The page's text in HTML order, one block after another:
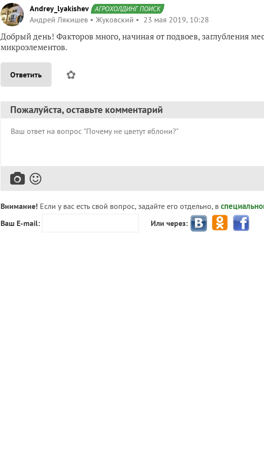
Andrey_lyakishev АГРОХОЛДИНГ ПОИСК
Андрей Лякишев Жуковский 23 мая 2019, 10:28
Добрый день! Факторов много, начиная от подвоев, заглубления
микроэлементов.
Ответить ✿
Пожалуйста, оставьте комментарий
Внимание! Если у вас есть свой вопрос, задайте его отдельно, в
Ваш E-mail: Или через: